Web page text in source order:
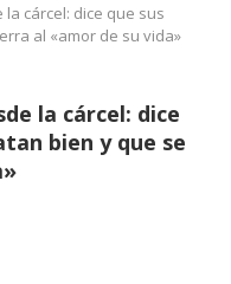
la cárcel: dice que sus
al «amor de su vida»
la cárcel: dice
bien y que se